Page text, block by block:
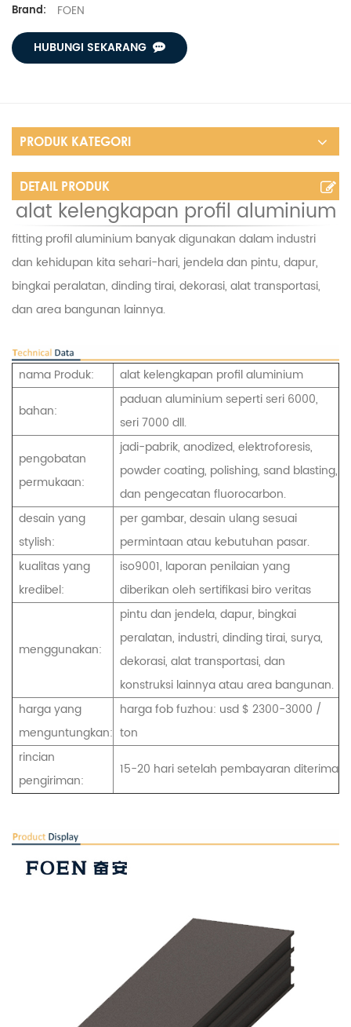
Brand: FOEN
HUBUNGI SEKARANG
PRODUK KATEGORI
DETAIL PRODUK
alat kelengkapan profil aluminium
fitting profil aluminium banyak digunakan dalam industri
dan kehidupan kita sehari-hari, jendela dan pintu, dapur,
bingkai peralatan, dinding tirai, dekorasi, alat transportasi,
dan area bangunan lainnya.
nama Produk:
alat kelengkapan profil aluminium
bahan:
paduan aluminium seperti seri 6000,
seri 7000 dll.
pengobatan
permukaan:
jadi-pabrik, anodized, elektroforesis,
powder coating, polishing, sand blasting,
dan pengecatan fluorocarbon.
desain yang
stylish:
per gambar, desain ulang sesuai
permintaan atau kebutuhan pasar.
kualitas yang
kredibel:
iso9001, laporan penilaian yang
diberikan oleh sertifikasi biro veritas
menggunakan:
pintu dan jendela, dapur, bingkai
peralatan, industri, dinding tirai, surya,
dekorasi, alat transportasi, dan
konstruksi lainnya atau area bangunan.
harga yang
menguntungkan:
harga fob fuzhou: usd $ 2300-3000 /
ton
rincian
pengiriman:
15-20 hari setelah pembayaran diterima